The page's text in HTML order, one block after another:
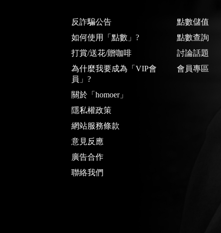
反詐騙公告
如何使用「點數」?
打賞/送花/贈咖啡
為什麼我要成為「VIP會
員」?
關於「homoer」
隱私權政策
網站服務條款
意見反應
廣告合作
聯絡我們
點數儲值
點數查詢
討論話題
會員專區